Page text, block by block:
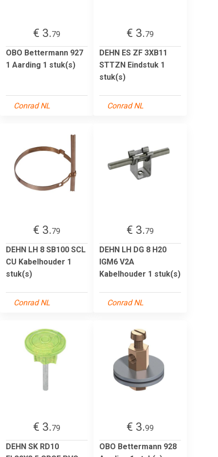
€ 3.79
OBO Bettermann 927
1 Aarding 1 stuk(s)
Conrad NL
€ 3.79
DEHN ES ZF 3XB11
STTZN Eindstuk 1
stuk(s)
Conrad NL
€ 3.79
DEHN LH 8 SB100 SCL
CU Kabelhouder 1
stuk(s)
Conrad NL
€ 3.79
DEHN LH DG 8 H20
IGM6 V2A
Kabelhouder 1 stuk(s)
Conrad NL
€ 3.79
DEHN SK RD10
€ 3.99
OBO Bettermann 928